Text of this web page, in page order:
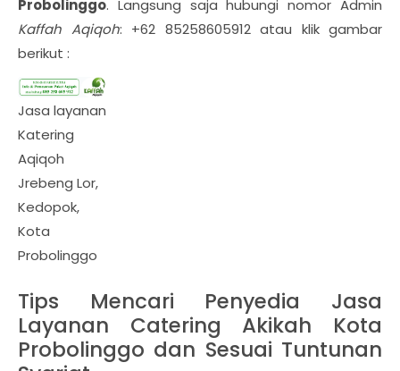
Probolinggo. Langsung saja hubungi nomor Admin
Kaffah Aqiqoh: +62 85258605912 atau klik gambar
berikut :
Jasa layanan
Katering
Aqiqoh
Jrebeng Lor,
Kedopok,
Kota
Probolinggo
Tips Mencari Penyedia Jasa
Layanan Catering Akikah Kota
Probolinggo dan Sesuai Tuntunan